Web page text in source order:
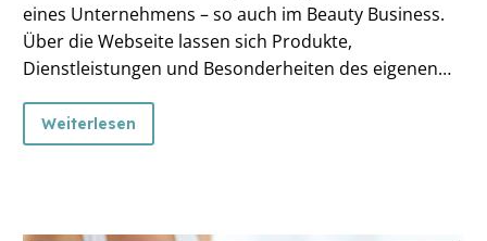
eines Unternehmens – so auch im Beauty Business.
Über die Webseite lassen sich Produkte,
Dienstleistungen und Besonderheiten des eigenen
24/7 präsentieren. Eine moderne Website ist somit
heutzutage ein absolutes Must-Have zur
Weiterlesen